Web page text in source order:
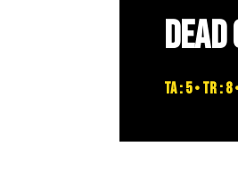
TA : 5 • TR :